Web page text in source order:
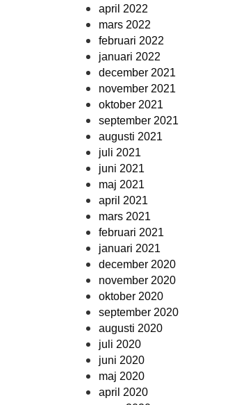
april 2022
mars 2022
februari 2022
januari 2022
december 2021
november 2021
oktober 2021
september 2021
augusti 2021
juli 2021
juni 2021
maj 2021
april 2021
mars 2021
februari 2021
januari 2021
december 2020
november 2020
oktober 2020
september 2020
augusti 2020
juli 2020
juni 2020
maj 2020
april 2020